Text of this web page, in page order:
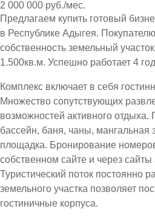
2 000 000 руб./мес.
Предлагаем купить готовый
в Республике Адыгея.
собственность земельный
1.500кв.м. Успешно работает 4
Комплекс включает в себя
Множество сопутствующих
возможностей активного отдыха.
бассейн, баня, чаны, мангальная
площадка. Бронирование
собственном сайте и через сайты
Туристический поток постоянно
земельного участка позволяет
гостиничные корпуса.